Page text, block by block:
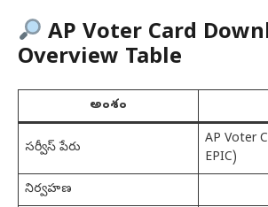
AP Voter Card
Overview Table
అంశం
సర్వీస్ పేరు
AP Voter
EPIC)
నిర్వహణ